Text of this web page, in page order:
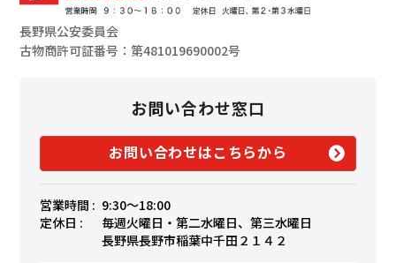
長野県公安委員会
古物商許可証番号：第481019690002号
お問い合わせ窓口
お問い合わせはこちらから
営業時間 : 9:30〜18:00
定休日 :
毎週火曜日・第二水曜日、第三水曜日
長野県長野市稲葉中千田２１４２